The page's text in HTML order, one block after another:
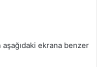
ekrana benzer